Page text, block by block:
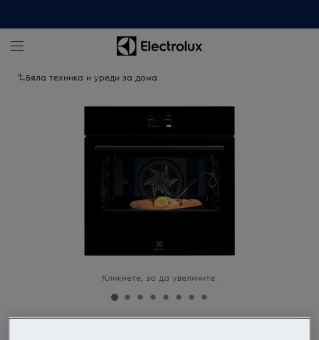
Бяла техника и уреди за дома
Кликнете, за да увеличите.